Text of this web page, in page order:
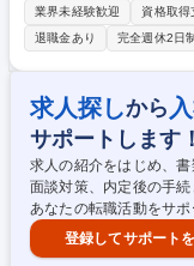
たします。弊社の管理
から現場責任者をお任せする予定です。 ■ポイ
建売のため、建設途中の
様変更はございません。
ア：東京都内・さいたま
市本社と都内営業所の両
業務内容の変更の範囲：当社業務全般 募集職種
直行直帰/年間休日120日/
業界未経験歓迎 資格取得
退職金あり
完全週休2日制
求人探しから
サポートします！
求人の紹介をはじめ、
面談対策、内定後の手
あなたの転職活動をサポ
登録してサポート